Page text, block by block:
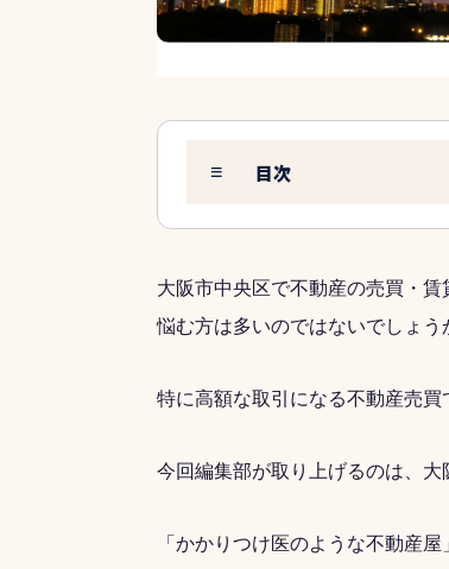
≡ 目次
大阪市中央区で不動産の売買・
悩む方は多いのではないでしょう
特に高額な取引になる不動産売買
今回編集部が取り上げるのは、
「かかりつけ医のような不動産